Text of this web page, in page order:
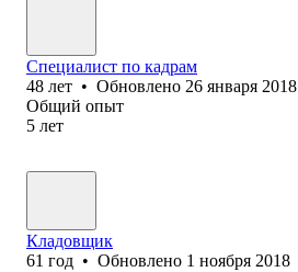
Специалист по кадрам
48 лет • Обновлено 26 января 2018
Общий опыт
5 лет
Кладовщик
61 год • Обновлено 1 ноября 2018